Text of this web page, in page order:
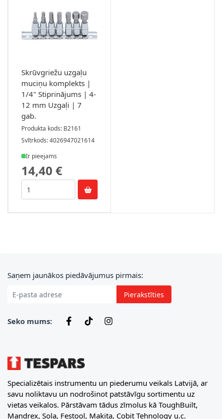
Skrūvgriežu uzgaļu
muciņu komplekts |
1/4" Stiprinājums | 4-
12 mm Uzgaļi | 7
gab.
Produkta kods: B2161
Svītrkods: 4026947021614
Ir pieejams
14,40 €
E-pasta adrese
Saņem jaunākos piedāvājumus pirmais:
Pierakstīties
Seko mums:
Specializētais instrumentu un piederumu veikals Latvijā, ar
savu noliktavu un nodrošinot patstāvīgu sortimentu uz
vietas veikalos. Pārstāvam tādus zīmolus kā ToughBuilt,
Mandrex, Sola, Festool, Makita, Cobit Tehnology u.c.